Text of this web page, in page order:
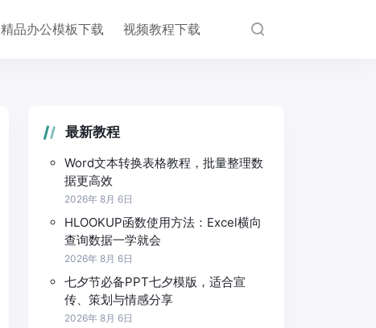
精品办公模板下载 视频教程下载
最新教程
Word文本转换表格教程，批量整理数
据更高效
2026年 8月 6日
HLOOKUP函数使用方法：Excel横向
查询数据一学就会
2026年 8月 6日
七夕节必备PPT七夕模版，适合宣
传、策划与情感分享
2026年 8月 6日